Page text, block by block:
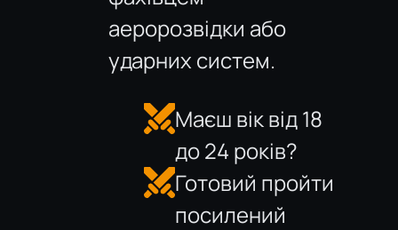
аеророзвідки або
ударних систем.
Маєш вік від 18
до 24 років?
Готовий пройти
посилений